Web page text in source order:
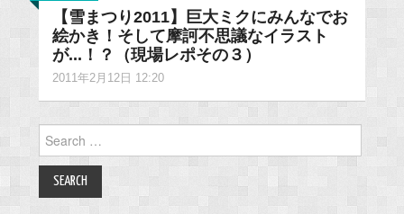
【雪まつり2011】巨大ミクにみんなでお
絵かき！そして摩訶不思議なイラスト
が...！？（現場レポその３）
2011年2月12日 12:20
Search
for: